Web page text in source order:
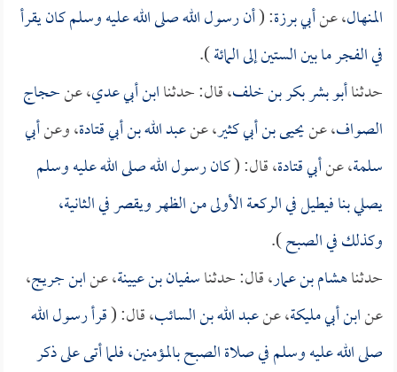
المنهال، عنأبي برزة: (أن رسول الله صلى الله عليه وسلم كان يقرأ
في الفجر ما بين الستين إلى المائة).
حدثناأبو بشر بكر بن خلف، قال: حدثناابن أبي عدي، عنحجاج
الصواف، عنيحيى بن أبي كثير، عنعبد الله بن أبي قتادة، وعنأبي
سلمة، عنأبي قتادة، قال: (كان رسول الله صلى الله عليه وسلم
يصلي بنا فيطيل في الركعة الأولى من الظهر ويقصر في الثانية،
وكذلك في الصبح).
حدثناهشام بن عمار، قال: حدثناسفيان بن عيينة، عنابن جريج،
عنابن أبي مليكة، عنعبد الله بن السائب، قال: (قرأ رسول الله
صلى الله عليه وسلم في صلاة الصبح بالمؤمنين، فلما أتى على ذكر